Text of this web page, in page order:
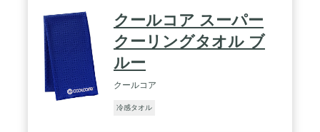
クールコア スーパー
クーリングタオル ブ
ルー
クールコア
冷感タオル